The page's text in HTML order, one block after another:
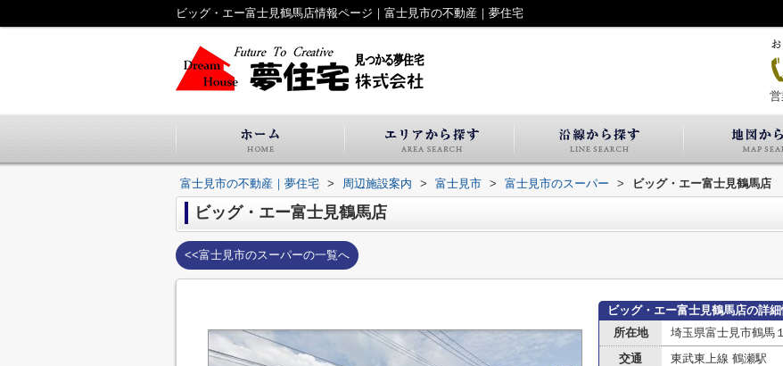
ビッグ・エー富士見鶴馬店情報ページ｜富士見市の不動産｜夢住宅
富士見市の不動産｜夢住宅 > 周辺施設案内 > 富士見市 > 富士見市のスーパー > ビッグ・エー富士見鶴馬店
ビッグ・エー富士見鶴馬店
<<富士見市のスーパーの一覧へ
ビッグ・エー富士見鶴馬店の詳細
所在地
埼玉県富士見市鶴馬
交通 東武東上線 鶴瀬駅